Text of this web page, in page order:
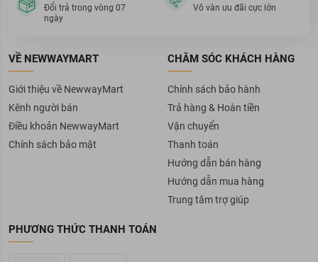
Đổi trả trong vòng 07
ngày
Vô vàn ưu đãi cực lớn
VỀ NEWWAYMART
Giới thiệu về NewwayMart
Kênh người bán
Điều khoản NewwayMart
Chính sách bảo mật
CHĂM SÓC KHÁCH HÀNG
Chính sách bảo hành
Trả hàng & Hoàn tiền
Vận chuyển
Thanh toán
Hướng dẫn bán hàng
Hướng dẫn mua hàng
Trung tâm trợ giúp
PHƯƠNG THỨC THANH TOÁN